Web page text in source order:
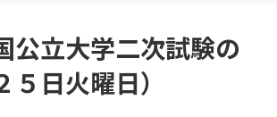
立大学二次試験の
５日火曜日）